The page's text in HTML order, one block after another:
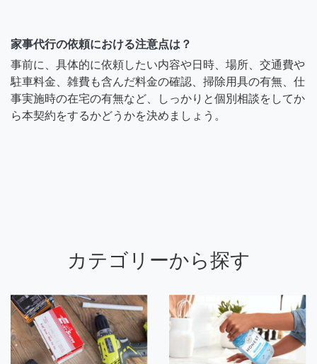
家事代行の依頼における注意点は？
事前に、具体的に依頼したい内容や日時、場所、交通費や
駐車料金、雑費も含んだ料金の確認、掃除用具の有無、仕
事実施時の在宅の有無など、しっかりと個別相談をしてか
ら本契約をするかどうかを決めましょう。
カテゴリーから探す